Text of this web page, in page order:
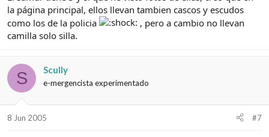
la página principal, ellos llevan tambien cascos y escudos
como los de la policia
, pero a cambio no llevan
camilla solo silla.
S Scully
e-mergencista experimentado
8 Jun 2005 #7